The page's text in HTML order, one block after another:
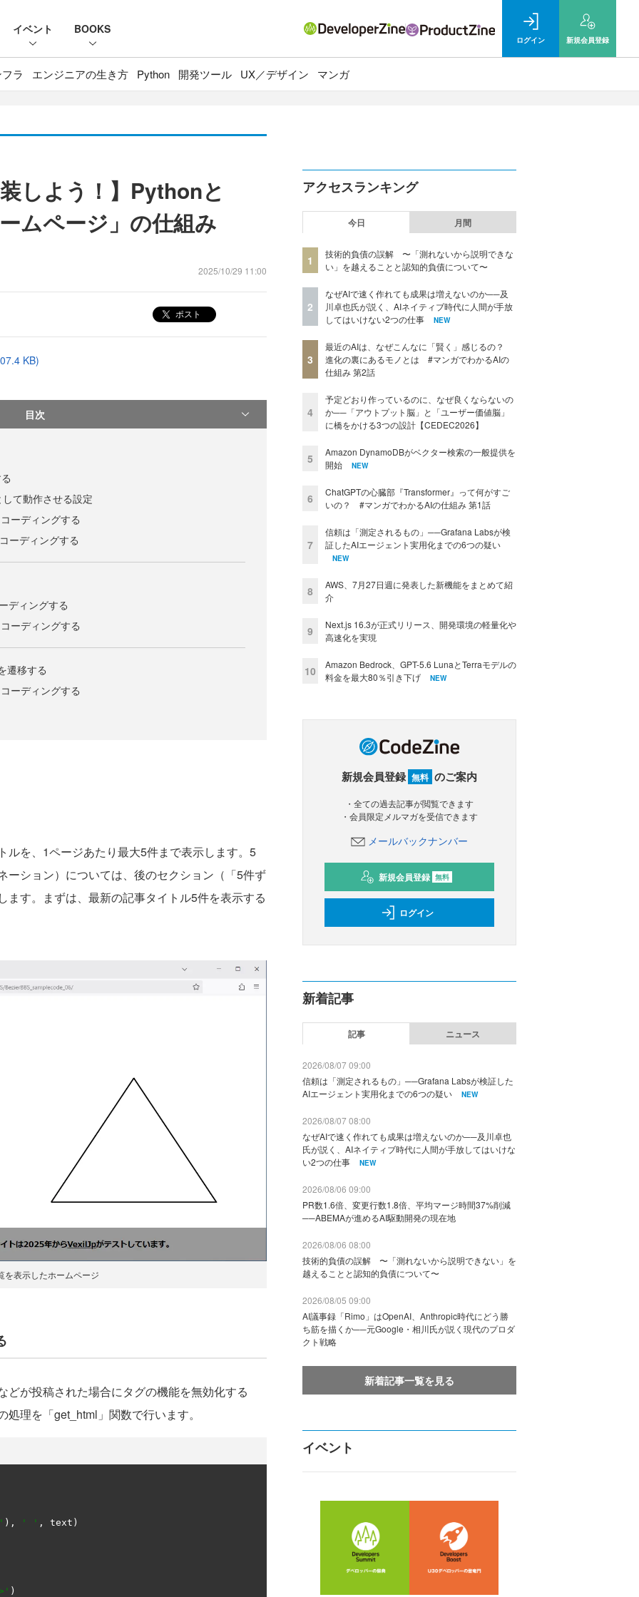
イベント BOOKS
ログイン 新規会員登録
ラ エンジニアの生き方 Python 開発ツール UX／デザイン マンガ
しよう！】Pythonと
ムページ」の仕組み
2025/10/29 11:00
ポスト
KB)
目次
て動作させる設定
ーディングする
ーディングする
ディングする
ーディングする
遷移する
ーディングする
を、1ページあたり最大5件まで表示します。5
ーション）については、後のセクション（「5件ず
ます。まずは、最新の記事タイトル5件を表示する
を表示したホームページ
が投稿された場合にタグの機能を無効化する
理を「get_html」関数で行います。
), ' ' , text )
)
アクセスランキング
今日 月間
1
技術的負債の誤解 〜「測れないから説明できな
い」を越えることと認知的負債について〜
2
なぜAIで速く作れても成果は増えないのか──及
川卓也氏が説く、AIネイティブ時代に人間が手放
してはいけない2つの仕事
NEW
3
最近のAIは、なぜこんなに「賢く」感じるの？
進化の裏にあるモノとは #マンガでわかるAIの
仕組み 第2話
4
予定どおり作っているのに、なぜ良くならないの
か──「アウトプット脳」と「ユーザー価値脳」
に橋をかける3つの設計【CEDEC2026】
5
Amazon DynamoDBがベクター検索の一般提供を
開始
NEW
6
ChatGPTの心臓部『Transformer』って何がすご
いの？ #マンガでわかるAIの仕組み 第1話
7
信頼は「測定されるもの」──Grafana Labsが検
証したAIエージェント実用化までの6つの疑い
NEW
8
AWS、7月27日週に発表した新機能をまとめて紹
介
9
Next.js 16.3が正式リリース、開発環境の軽量化や
高速化を実現
10
Amazon Bedrock、GPT-5.6 LunaとTerraモデルの
料金を最大80％引き下げ
NEW
新規会員登録 無料 のご案内
・全ての過去記事が閲覧できます
・会員限定メルマガを受信できます
メールバックナンバー
新規会員登録 無料
ログイン
新着記事
記事 ニュース
2026/08/07 09:00
信頼は「測定されるもの」──Grafana Labsが検証した
AIエージェント実用化までの6つの疑い
NEW
2026/08/07 08:00
なぜAIで速く作れても成果は増えないのか──及川卓也
氏が説く、AIネイティブ時代に人間が手放してはいけな
い2つの仕事
NEW
2026/08/06 09:00
PR数1.6倍、変更行数1.8倍、平均マージ時間37%削減
──ABEMAが進めるAI駆動開発の現在地
2026/08/06 08:00
技術的負債の誤解 〜「測れないから説明できない」を
越えることと認知的負債について〜
2026/08/05 09:00
AI議事録「Rimo」はOpenAI、Anthropic時代にどう勝
ち筋を描くか──元Google・相川氏が説く現代のプロダ
クト戦略
新着記事一覧を見る
イベント